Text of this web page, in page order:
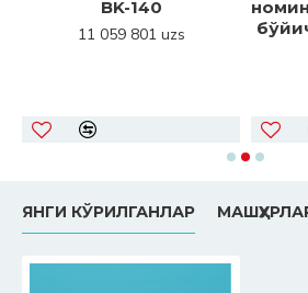
BK-140
11 059 801 uzs
ЯНГИ КЎРИЛГАНЛАР